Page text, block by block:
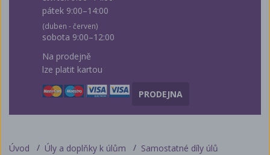
pátek 9:00–14:00
(duben - červen)
sobota 9:00–12:00
Na prodejně
lze platit kartou
PRODEJNA
Úvod Úly a doplňky k úlům
Samostatné díly úlů